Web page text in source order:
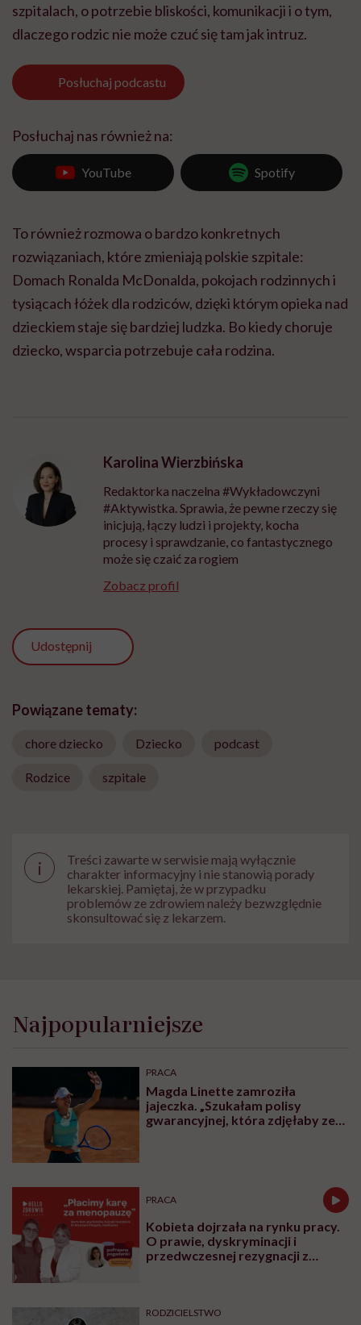
szpitalach, o potrzebie bliskości, komunikacji i o tym,
dlaczego rodzic nie może czuć się tam jak intruz.
Posłuchaj podcastu
Posłuchaj nas również na:
YouTube Spotify
To również rozmowa o bardzo konkretnych
rozwiązaniach, które zmieniają polskie szpitale:
Domach Ronalda McDonalda, pokojach rodzinnych i
tysiącach łóżek dla rodziców, dzięki którym opieka nad
dzieckiem staje się bardziej ludzka. Bo kiedy choruje
dziecko, wsparcia potrzebuje cała rodzina.
Karolina Wierzbińska
Redaktorka naczelna #Wykładowczyni
#Aktywistka. Sprawia, że pewne rzeczy się
inicjują, łączy ludzi i projekty, kocha
procesy i sprawdzanie, co fantastycznego
może się czaić za rogiem
Zobacz profil
Udostępnij
Powiązane tematy:
chore dziecko Dziecko podcast
Rodzice szpitale
i
Treści zawarte w serwisie mają wyłącznie
charakter informacyjny i nie stanowią porady
lekarskiej. Pamiętaj, że w przypadku
problemów ze zdrowiem należy bezwzględnie
skonsultować się z lekarzem.
Najpopularniejsze
PRACA
Magda Linette zamroziła
jajeczka. „Szukałam polisy
gwarancyjnej, która zdjęłaby ze
PRACA
Kobieta dojrzała na rynku pracy.
O prawie, dyskryminacji i
przedwczesnej rezygnacji z
RODZICIELSTWO